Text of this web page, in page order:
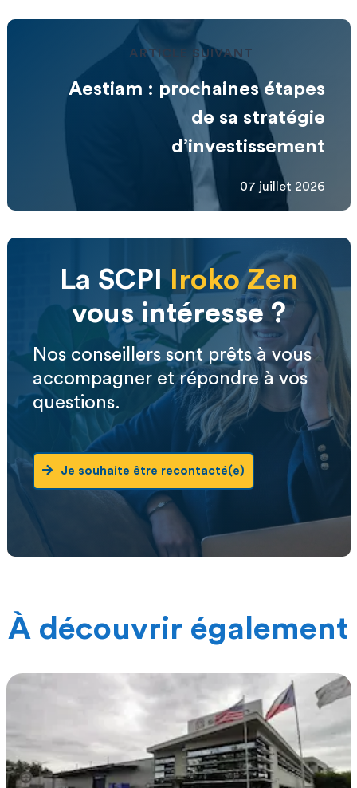
ARTICLE SUIVANT
Aestiam : prochaines étapes
de sa stratégie
d’investissement
07 juillet 2026
La SCPI
Iroko Zen
vous intéresse ?
Nos conseillers sont prêts à vous
accompagner et répondre à vos
questions.
Je souhaite être recontacté(e)
À découvrir également